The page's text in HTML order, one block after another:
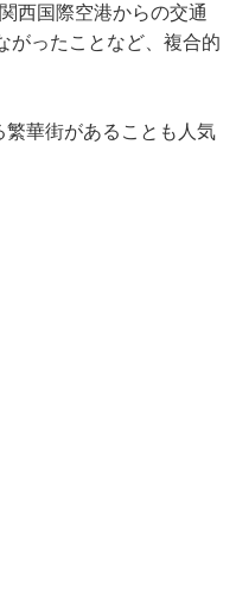
西国際空港からの交通
がったことなど、複合的
華街があることも人気